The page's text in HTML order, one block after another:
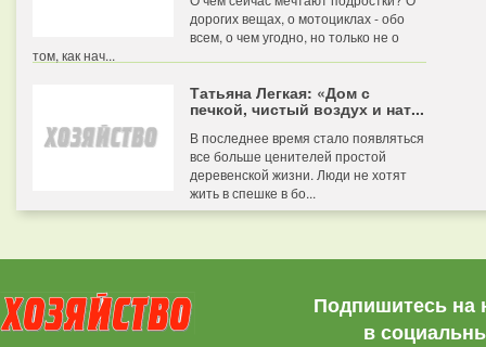
дорогих вещах, о мотоциклах - обо
всем, о чем угодно, но только не о
том, как нач...
Татьяна Легкая: «Дом с
печкой, чистый воздух и нат...
В последнее время стало появляться
все больше ценителей простой
деревенской жизни. Люди не хотят
жить в спешке в бо...
Подпишитесь на
в